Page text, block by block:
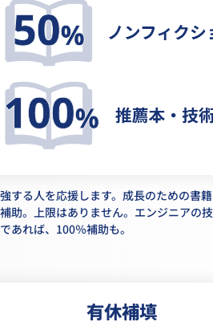
する人を応援します。成長のための書
助。上限はありません。エンジニアの
あれば、100％補助も。
有休補填